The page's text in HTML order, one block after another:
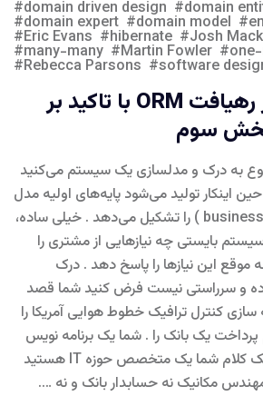
domain driven design domain
domain expert domain model
Eric Evans hibernate Josh
many-many Martin Fowler
Rebecca Parsons software
یادداشتهایی بر رهیافت ORM با تاکید بر
به درک و مدلسازی یک سیستم می‌کنید
اینکار تولید می‌شود پایه‌های اولیه مدل
سازی بیزنسی (business model ) را تشکیل می‌دهد . خیلی ساده،
بایستی چه نیازهایی از مشتری را
این نیازها را پاسخ دهد . درک
و سرراستی نیست فرض کنید شما قصد
کنترل ترافیک خطوط هوایی آمریکا را
پرداخت یک بانک را . شما یک برنامه نویس
یک طراح نرم‌افزار و در یک کلام شما یک متخصص حوزه IT هستید
مکانیک نه حسابدار بانک و نه ….